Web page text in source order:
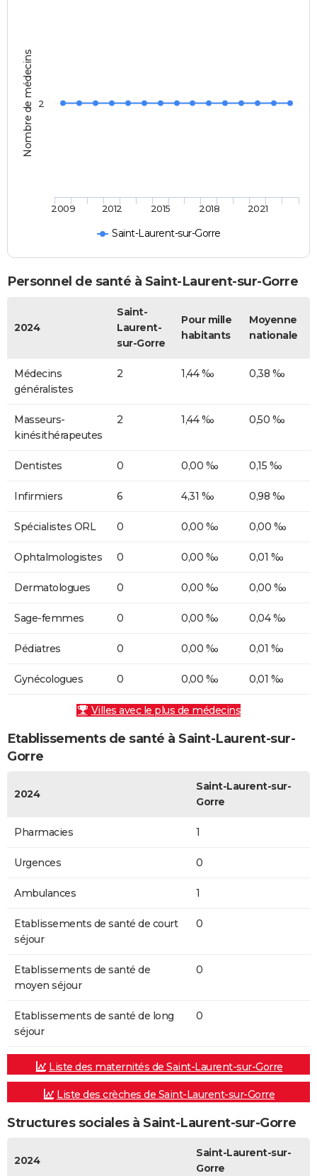
Nombre de médecins
Saint-Laurent-sur-Gorre
2009 2012 2015 2018 2021
2
Personnel de santé à Saint-Laurent-sur-Gorre
2024
Saint-
Laurent-
sur-Gorre
Pour mille
habitants
Moyenne
nationale
Médecins
généralistes
2 1,44 ‰ 0,38 ‰
Masseurs-
kinésithérapeutes
2 1,44 ‰ 0,50 ‰
Dentistes 0 0,00 ‰ 0,15 ‰
Infirmiers 6 4,31 ‰ 0,98 ‰
Spécialistes ORL 0 0,00 ‰ 0,00 ‰
Ophtalmologistes 0 0,00 ‰ 0,01 ‰
Dermatologues 0 0,00 ‰ 0,00 ‰
Sage-femmes 0 0,00 ‰ 0,04 ‰
Pédiatres 0 0,00 ‰ 0,01 ‰
Gynécologues 0 0,00 ‰ 0,01 ‰
Villes avec le plus de médecins
Etablissements de santé à Saint-Laurent-sur-
Gorre
2024
Saint-Laurent-sur-
Gorre
Pharmacies 1
Urgences 0
Ambulances 1
Etablissements de santé de court
séjour
0
Etablissements de santé de
moyen séjour
0
Etablissements de santé de long
séjour
0
Liste des maternités de Saint-Laurent-sur-Gorre
Liste des crèches de Saint-Laurent-sur-Gorre
Structures sociales à Saint-Laurent-sur-Gorre
2024
Saint-Laurent-sur-
Gorre